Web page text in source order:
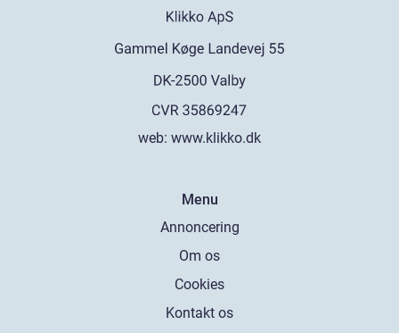
web: www.klikko.dk
Menu
Annoncering
Om os
Cookies
Kontakt os